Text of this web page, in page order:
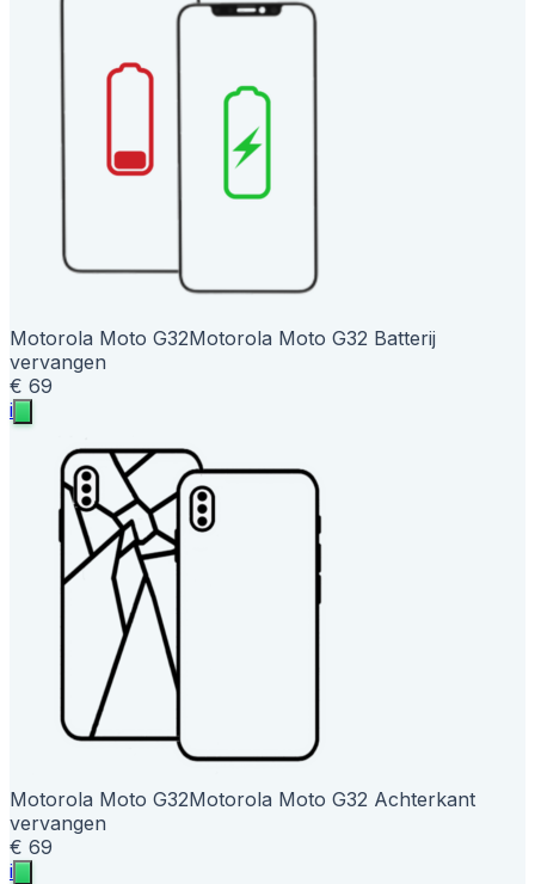
Motorola Moto G32Motorola Moto G32 Batterij
vervangen
€ 69
i
Motorola Moto G32Motorola Moto G32 Achterkant
vervangen
€ 69
i